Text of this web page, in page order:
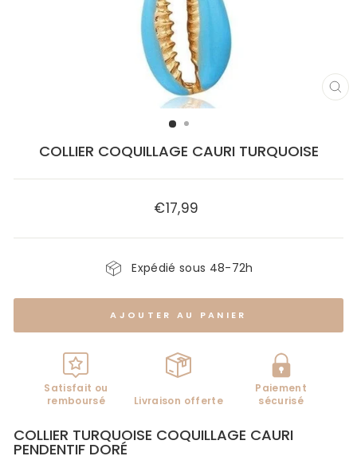
COLLIER COQUILLAGE CAURI TURQUOISE
Prix
€17,99
Expédié sous 48-72h
AJOUTER AU PANIER
Satisfait ou
remboursé
Livraison offerte
Paiement
sécurisé
COLLIER TURQUOISE COQUILLAGE CAURI
PENDENTIF DORÉ